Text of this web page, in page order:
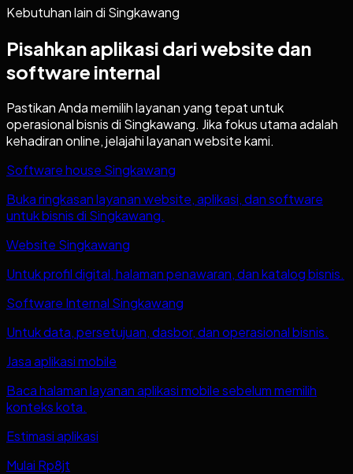
Kebutuhan lain di Singkawang
Pisahkan aplikasi dari website dan
software internal
Pastikan Anda memilih layanan yang tepat untuk
operasional bisnis di Singkawang. Jika fokus utama adalah
kehadiran online, jelajahi layanan website kami.
Software house Singkawang
Buka ringkasan layanan website, aplikasi, dan software
untuk bisnis di Singkawang.
Website Singkawang
Untuk profil digital, halaman penawaran, dan katalog bisnis.
Software Internal Singkawang
Untuk data, persetujuan, dasbor, dan operasional bisnis.
Jasa aplikasi mobile
Baca halaman layanan aplikasi mobile sebelum memilih
konteks kota.
Estimasi aplikasi
Mulai Rp8jt